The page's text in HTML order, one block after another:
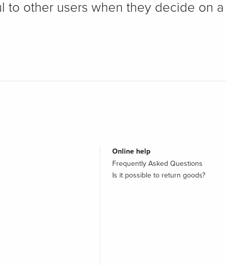
to other users when they decide on a
Online help
Frequently Asked Questions
Is it possible to return goods?